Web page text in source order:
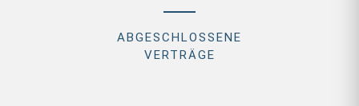
ABGESCHLOSSENE
VERTRÄGE